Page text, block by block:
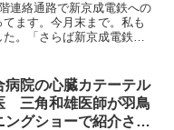
連絡通路で新京成電鉄への
ます。今月末まで。私も
た。「さらば新京成電鉄
Mar...
病院の心臓カテーテル
三角和雄医師が羽鳥
ングショーで紹介され